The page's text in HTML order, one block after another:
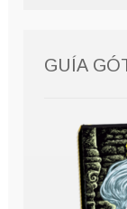
GUÍA